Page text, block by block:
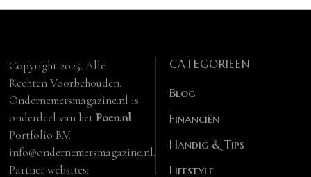
Copyright 2025. Alle
Rechten Voorbehouden.
Ondernemersmagazine.nl is
onderdeel van hetPoen.nl
Portfolio B.V.
info@ondernemersmagazine.nl.
Partner websites:
CATEGORIEËN
Blog
Financiën
Handig & Tips
Lifestyle